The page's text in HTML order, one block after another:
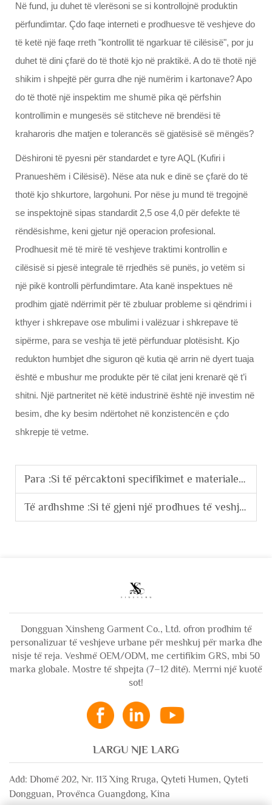
Në fund, ju duhet të vlerësoni se si kontrollojnë produktin
përfundimtar. Çdo faqe interneti e prodhuesve të veshjeve do
të ketë një faqe rreth "kontrollit të ngarkuar të cilësisë", por ju
duhet të dini çfarë do të thotë kjo në praktikë. A do të thotë një
shikim i shpejtë për gurra dhe një numërim i kartonave? Apo
do të thotë një inspektim me shumë pika që përfshin
kontrollimin e mungesës së stitcheve në brendësi të
kraharoris dhe matjen e tolerancës së gjatësisë së mëngës?
Dëshironi të pyesni për standardet e tyre AQL (Kufiri i
Pranueshëm i Cilësisë). Nëse ata nuk e dinë se çfarë do të
thotë kjo shkurtore, largohuni. Por nëse ju mund të tregojnë
se inspektojnë sipas standardit 2,5 ose 4,0 për defekte të
rëndësishme, keni gjetur një operacion profesional.
Prodhuesit më të mirë të veshjeve traktimi kontrollin e
cilësisë si pjesë integrale të rrjedhës së punës, jo vetëm si
një pikë kontrolli përfundimtare. Ata kanë inspektues në
prodhim gjatë ndërrimit për të zbuluar probleme si qëndrimi i
kthyer i shkrepave ose mbulimi i valëzuar i shkrepave të
sipërme, para se veshja të jetë përfunduar plotësisht. Kjo
redukton humbjet dhe siguron që kutia që arrin në dyert tuaja
është e mbushur me produkte për të cilat jeni krenarë që t’i
shitni. Një partneritet në këtë industrinë është një investim në
besim, dhe ky besim ndërtohet në konzistencën e çdo
shkrepje të vetme.
Para :Si të përcaktoni specifikimet e materialeve dhe të brendshmeve për xhaketat e personalizuara në porosi masive?
Të ardhshme :Si të gjeni një prodhues të veshjeve të rrugës që përputhet me etikën e markës suaj?
Dongguan Xinsheng Garment Co., Ltd. ofron prodhim të
personalizuar të veshjeve urbane për meshkuj për marka dhe
nisje të reja. Veshmë OEM/ODM, me certifikim GRS, mbi 50
marka globale. Mostre të shpejta (7–12 ditë). Merrni një kuotë
sot!
LARGU NJE LARG
Add: Dhomë 202, Nr. 113 Xing Rruga, Qyteti Humen, Qyteti
Dongguan, Provënca Guangdong, Kina